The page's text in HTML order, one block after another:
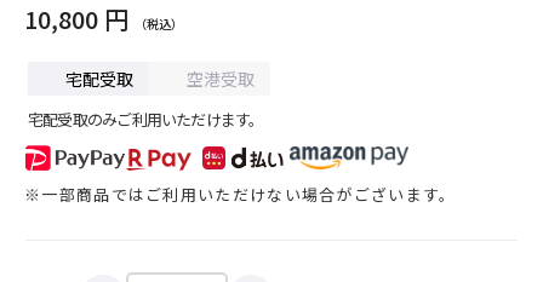
10,800 円
宅配受取 空港受取
宅配受取のみご利用いただけます。
※一部商品ではご利用いただけない場合がございます。